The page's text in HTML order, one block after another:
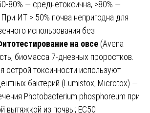
80% — среднетоксична, >80% —
ИТ > 50% почва непригодна для
использования без
на овсе (Avena
биомасса 7-дневных проростков.
острой токсичности используют
бактерий (Lumistox, Microtox) —
Photobacterium phosphoreum при
вытяжкой из почвы; EC50